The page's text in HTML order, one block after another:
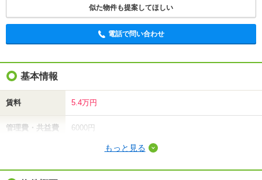
似た物件も提案してほしい
電話で問い合わせ
基本情報
賃料 5.4万円
管理費・共益費 6000円
礼金（敷引・償
もっと見る